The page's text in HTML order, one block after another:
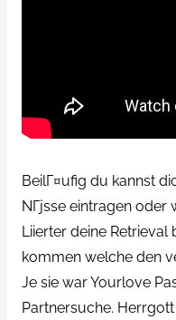
BeilГ¤ufig du kannst
NГјsse eintragen
Liierter deine Retrieval
kommen welche den
Je sie war Yourlove
Partnersuche.